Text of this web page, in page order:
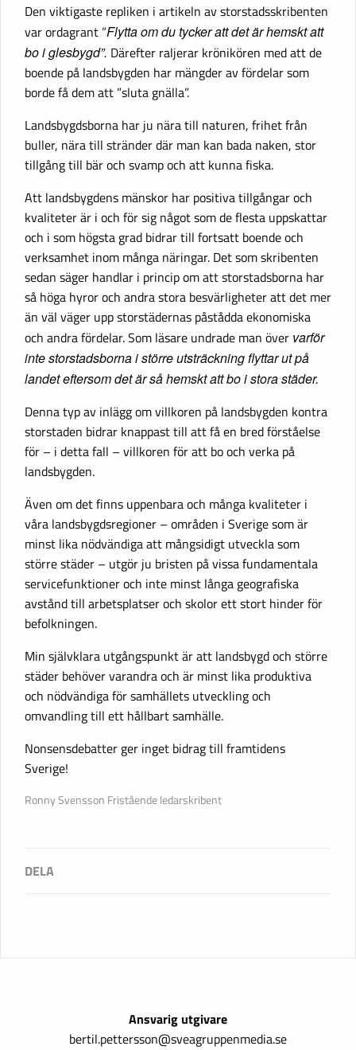
Den viktigaste repliken i artikeln av storstadsskribenten
var ordagrant ”Flytta om du tycker att det är hemskt att
bo i glesbygd”. Därefter raljerar krönikören med att de
boende på landsbygden har mängder av fördelar som
borde få dem att ”sluta gnälla”.
Landsbygdsborna har ju nära till naturen, frihet från
buller, nära till stränder där man kan bada naken, stor
tillgång till bär och svamp och att kunna fiska.
Att landsbygdens mänskor har positiva tillgångar och
kvaliteter är i och för sig något som de flesta uppskattar
och i som högsta grad bidrar till fortsatt boende och
verksamhet inom många näringar. Det som skribenten
sedan säger handlar i princip om att storstadsborna har
så höga hyror och andra stora besvärligheter att det mer
än väl väger upp storstädernas påstådda ekonomiska
och andra fördelar. Som läsare undrade man över varför
intestorstadsborna i större utsträckning flyttar ut på
landet eftersom det är så hemskt att bo i stora städer.
Denna typ av inlägg om villkoren på landsbygden kontra
storstaden bidrar knappast till att få en bred förståelse
för – i detta fall – villkoren för att bo och verka på
landsbygden.
Även om det finns uppenbara och många kvaliteter i
våra landsbygdsregioner – områden i Sverige som är
minst lika nödvändiga att mångsidigt utveckla som
större städer – utgör ju bristen på vissa fundamentala
servicefunktioner och inte minst långa geografiska
avstånd till arbetsplatser och skolor ett stort hinder för
befolkningen.
Min självklara utgångspunkt är att landsbygd och större
städer behöver varandra och är minst lika produktiva
och nödvändiga för samhällets utveckling och
omvandling till ett hållbart samhälle.
Nonsensdebatter ger inget bidrag till framtidens
Sverige!
Ronny Svensson Fristående ledarskribent
Ansvarig utgivare
bertil.pettersson@sveagruppenmedia.se